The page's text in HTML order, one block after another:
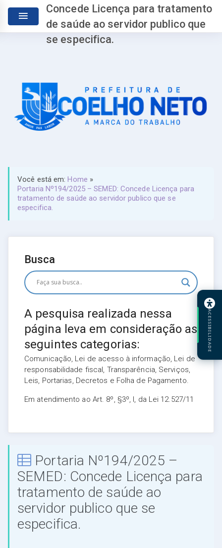
Concede Licença para tratamento
de saúde ao servidor publico que
se especifica.
Você está em:Home »
Portaria Nº194/2025 – SEMED: Concede Licença para
tratamento de saúde ao servidor publico que se
especifica.
Busca
A pesquisa realizada nessa
página leva em consideração as
seguintes categorias:
Comunicação, Lei de acesso à informação, Lei de
responsabilidade fiscal, Transparência, Serviços,
Leis, Portarias, Decretos e Folha de Pagamento.
Em atendimento ao Art. 8º, §3º, I, da Lei 12.527/11
Portaria Nº194/2025 –
SEMED: Concede Licença para
tratamento de saúde ao
servidor publico que se
especifica.
ACESSIBILIDADE